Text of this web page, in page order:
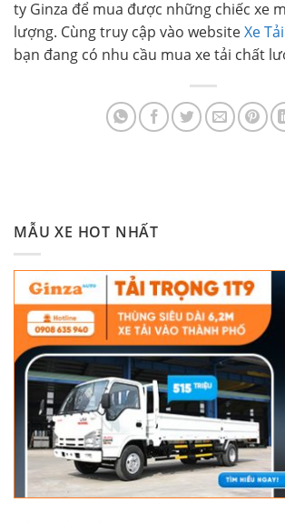
ty Ginza để mua được những chiếc xe
lượng. Cùng truy cập vào websiteXe
bạn đang có nhu cầu mua xe tải chất
MẪU XE HOT NHẤT